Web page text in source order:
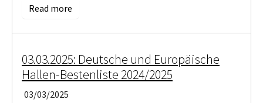
Read more
03.03.2025: Deutsche und Europäische
Hallen-Bestenliste 2024/2025
03/03/2025